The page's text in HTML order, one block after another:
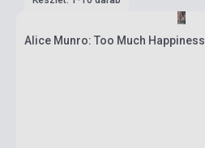
Alice Munro: Too Much Happiness